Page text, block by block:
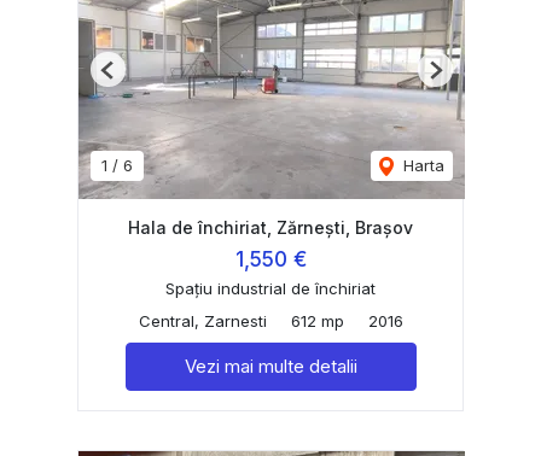
1 / 6 Harta
Previous Next
Hala de închiriat, Zărnești, Brașov
1,550 €
Spațiu industrial de închiriat
Central, Zarnesti
612 mp 2016
Vezi mai multe detalii